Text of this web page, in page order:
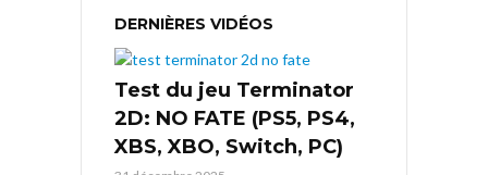
DERNIÈRES VIDÉOS
Test du jeu Terminator
2D: NO FATE (PS5, PS4,
XBS, XBO, Switch, PC)